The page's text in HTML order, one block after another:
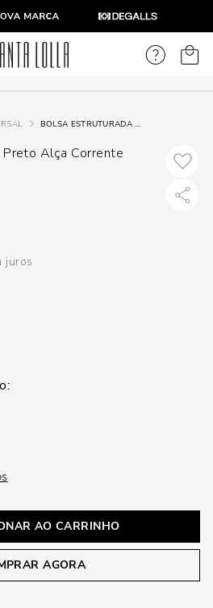
BOLSA ESTRUTURADA SOFT PRETO ALÇA CORRENTE
Alça Corrente
juros
AO CARRINHO
AGORA